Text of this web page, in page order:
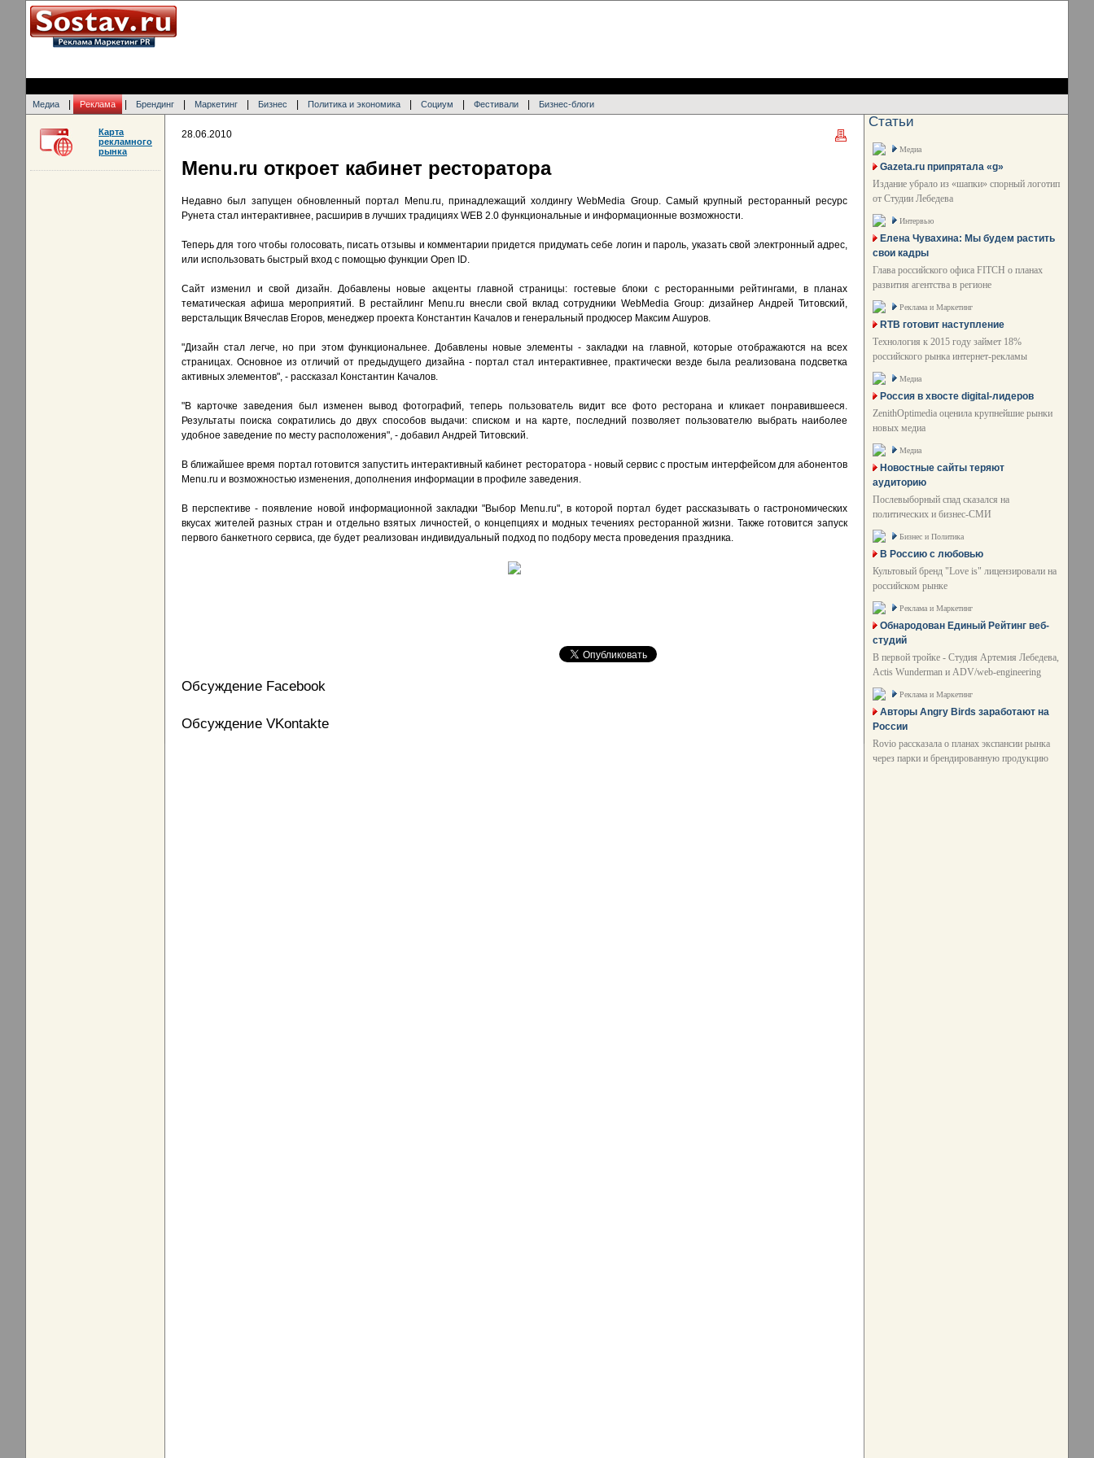
Медиа Реклама Брендинг Маркетинг Бизнес Политика и экономика Социум Фестивали Бизнес-блоги
28.06.2010
Menu.ru откроет кабинет ресторатора
Недавно был запущен обновленный портал Menu.ru, принадлежащий холдингу WebMedia Group. Самый крупный ресторанный ресурс
Рунета стал интерактивнее, расширив в лучших традициях WEB 2.0 функциональные и информационные возможности.
Теперь для того чтобы голосовать, писать отзывы и комментарии придется придумать себе логин и пароль, указать свой электронный адрес,
или использовать быстрый вход с помощью функции Open ID.
Сайт изменил и свой дизайн. Добавлены новые акценты главной страницы: гостевые блоки с ресторанными рейтингами, в планах
тематическая афиша мероприятий. В рестайлинг Menu.ru внесли свой вклад сотрудники WebMedia Group: дизайнер Андрей Титовский,
верстальщик Вячеслав Егоров, менеджер проекта Константин Качалов и генеральный продюсер Максим Ашуров.
"Дизайн стал легче, но при этом функциональнее. Добавлены новые элементы - закладки на главной, которые отображаются на всех
страницах. Основное из отличий от предыдущего дизайна - портал стал интерактивнее, практически везде была реализована подсветка
активных элементов", - рассказал Константин Качалов.
"В карточке заведения был изменен вывод фотографий, теперь пользователь видит все фото ресторана и кликает понравившееся.
Результаты поиска сократились до двух способов выдачи: списком и на карте, последний позволяет пользователю выбрать наиболее
удобное заведение по месту расположения", - добавил Андрей Титовский.
В ближайшее время портал готовится запустить интерактивный кабинет ресторатора - новый сервис с простым интерфейсом для абонентов
Menu.ru и возможностью изменения, дополнения информации в профиле заведения.
В перспективе - появление новой информационной закладки "Выбор Menu.ru", в которой портал будет рассказывать о гастрономических
вкусах жителей разных стран и отдельно взятых личностей, о концепциях и модных течениях ресторанной жизни. Также готовится запуск
первого банкетного сервиса, где будет реализован индивидуальный подход по подбору места проведения праздника.
Обсуждение Facebook
Обсуждение VKontakte
Карта
рекламного
рынка
Статьи
Медиа
Gazeta.ru припрятала «g»
Издание убрало из «шапки» спорный логотип
от Студии Лебедева
Интервью
Елена Чувахина: Мы будем растить
свои кадры
Глава российского офиса FITCH о планах
развития агентства в регионе
Реклама и Маркетинг
RTB готовит наступление
Технология к 2015 году займет 18%
российского рынка интернет-рекламы
Медиа
Россия в хвосте digital-лидеров
ZenithOptimedia оценила крупнейшие рынки
новых медиа
Медиа
Новостные сайты теряют
аудиторию
Послевыборный спад сказался на
политических и бизнес-СМИ
Бизнес и Политика
В Россию с любовью
Культовый бренд "Love is" лицензировали на
российском рынке
Реклама и Маркетинг
Обнародован Единый Рейтинг веб-
студий
В первой тройке - Студия Артемия Лебедева,
Actis Wunderman и ADV/web-engineering
Реклама и Маркетинг
Авторы Angry Birds заработают на
России
Rovio рассказала о планах экспансии рынка
через парки и брендированную продукцию